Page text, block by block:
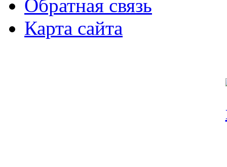
Обратная связь
Карта сайта